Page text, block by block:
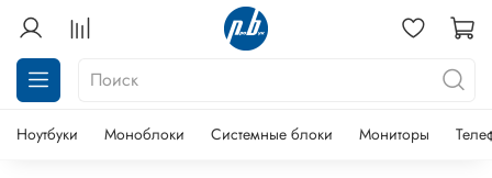
Ноутбуки Моноблоки Системные блоки Мониторы